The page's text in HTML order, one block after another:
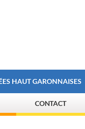
HAUT GARONNAISES
CONTACT